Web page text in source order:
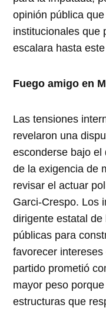
opinión pública
institucionales que
escalara hasta
Fuego amigo en
Las tensiones
revelaron una
esconderse bajo
de la exigencia de
revisar el actuar
Garci-Crespo. Los
dirigente estatal
públicas para
favorecer
partido prometió
mayor peso
estructuras que